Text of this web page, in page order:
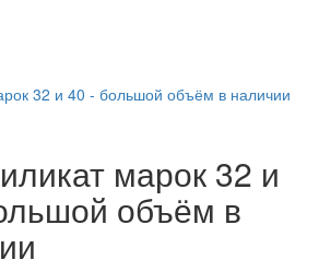
32 и 40 - большой объём в наличии
марок 32 и
объём в